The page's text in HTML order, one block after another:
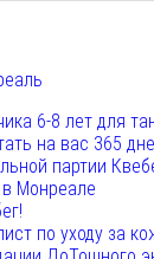
6-8 лет для
на вас 365
партии
Монреале
по уходу за